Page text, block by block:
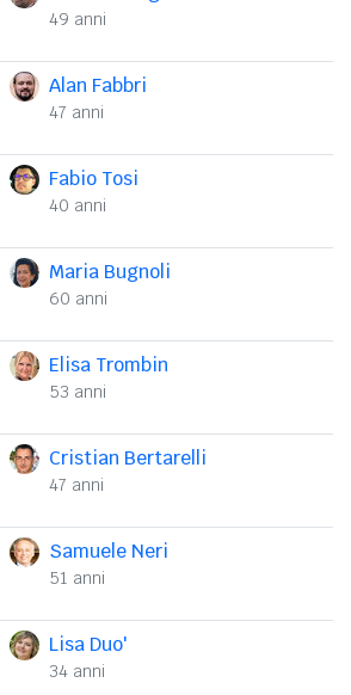
49 anni
Alan Fabbri
47 anni
Fabio Tosi
40 anni
Maria Bugnoli
60 anni
Elisa Trombin
53 anni
Cristian Bertarelli
47 anni
Samuele Neri
51 anni
Lisa Duo'
34 anni